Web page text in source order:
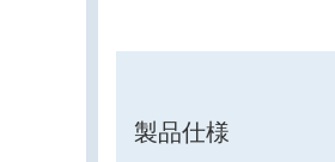
製品仕様